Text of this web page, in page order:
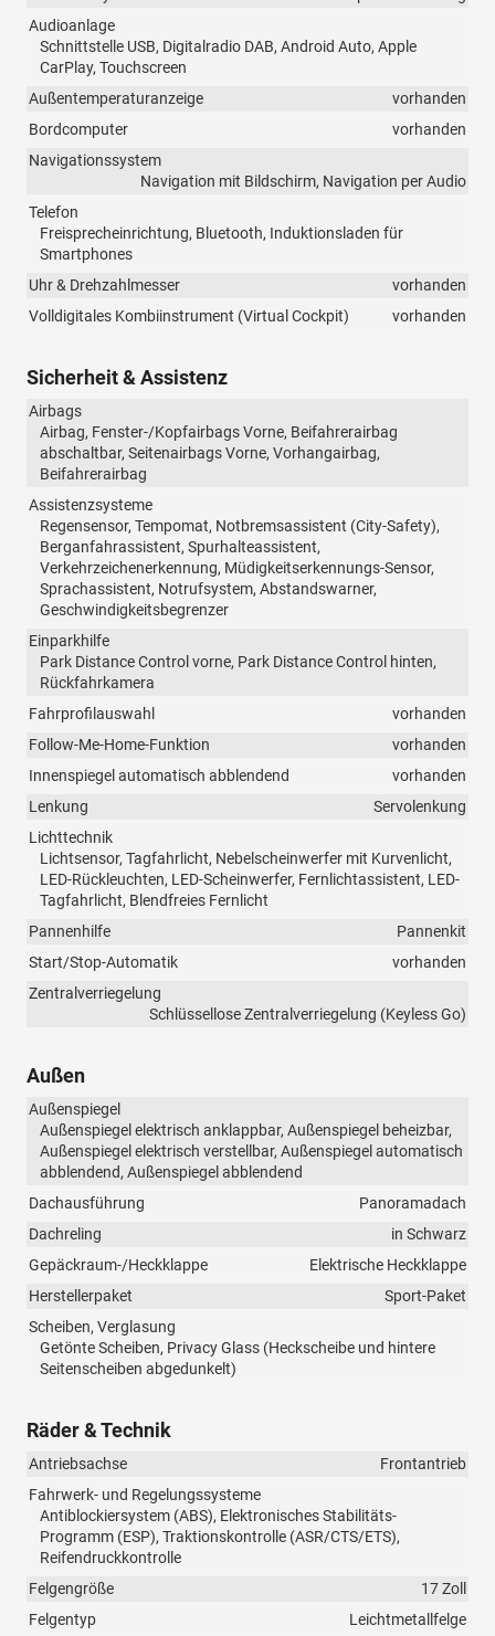
Audioanlage
Schnittstelle USB, Digitalradio DAB, Android Auto, Apple
CarPlay, Touchscreen
Außentemperaturanzeige
vorhanden
Bordcomputer
vorhanden
Navigationssystem
Navigation mit Bildschirm, Navigation per Audio
Telefon
Freisprecheinrichtung, Bluetooth, Induktionsladen für
Smartphones
Uhr & Drehzahlmesser
vorhanden
Volldigitales Kombiinstrument (Virtual Cockpit)
vorhanden
Sicherheit & Assistenz
Airbags
Airbag, Fenster-/Kopfairbags Vorne, Beifahrerairbag
abschaltbar, Seitenairbags Vorne, Vorhangairbag,
Beifahrerairbag
Assistenzsysteme
Regensensor, Tempomat, Notbremsassistent (City-Safety),
Berganfahrassistent, Spurhalteassistent,
Verkehrzeichenerkennung, Müdigkeitserkennungs-Sensor,
Sprachassistent, Notrufsystem, Abstandswarner,
Geschwindigkeitsbegrenzer
Einparkhilfe
Park Distance Control vorne, Park Distance Control hinten,
Rückfahrkamera
Fahrprofilauswahl
vorhanden
Follow-Me-Home-Funktion
vorhanden
Innenspiegel automatisch abblendend
vorhanden
Lenkung
Servolenkung
Lichttechnik
Lichtsensor, Tagfahrlicht, Nebelscheinwerfer mit Kurvenlicht,
LED-Rückleuchten, LED-Scheinwerfer, Fernlichtassistent, LED-
Tagfahrlicht, Blendfreies Fernlicht
Pannenhilfe
Pannenkit
Start/Stop-Automatik
vorhanden
Zentralverriegelung
Schlüssellose Zentralverriegelung (Keyless Go)
Außen
Außenspiegel
Außenspiegel elektrisch anklappbar, Außenspiegel beheizbar,
Außenspiegel elektrisch verstellbar, Außenspiegel automatisch
abblendend, Außenspiegel abblendend
Dachausführung
Panoramadach
Dachreling
in Schwarz
Gepäckraum-/Heckklappe
Elektrische Heckklappe
Herstellerpaket
Sport-Paket
Scheiben, Verglasung
Getönte Scheiben, Privacy Glass (Heckscheibe und hintere
Seitenscheiben abgedunkelt)
Räder & Technik
Antriebsachse
Frontantrieb
Fahrwerk- und Regelungssysteme
Antiblockiersystem (ABS), Elektronisches Stabilitäts-
Programm (ESP), Traktionskontrolle (ASR/CTS/ETS),
Reifendruckkontrolle
Felgengröße
17 Zoll
Felgentyp
Leichtmetallfelge